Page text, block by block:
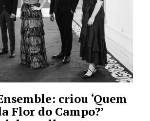
criou ‘Quem
Flor do Campo?’